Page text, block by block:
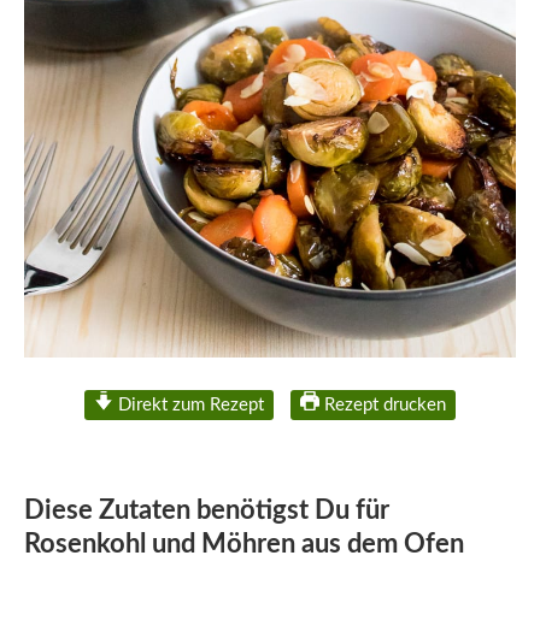
Direkt zum Rezept Rezept drucken
Diese Zutaten benötigst Du für
Rosenkohl und Möhren aus dem Ofen